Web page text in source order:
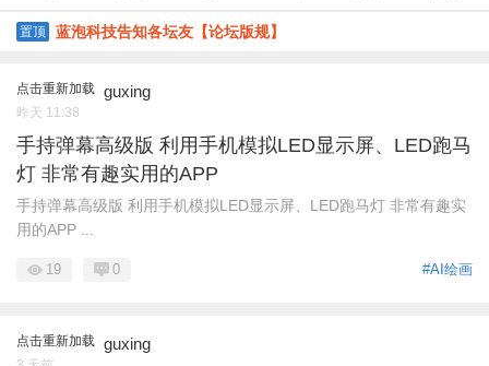
置顶 蓝泡科技告知各坛友【论坛版规】
点击重新加载 guxing
昨天 11:38
手持弹幕高级版 利用手机模拟LED显示屏、LED跑马
灯 非常有趣实用的APP
手持弹幕高级版 利用手机模拟LED显示屏、LED跑马灯 非常有趣实
用的APP ...
#AI绘画
19 0
点击重新加载 guxing